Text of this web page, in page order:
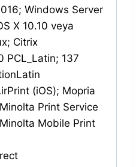
Windows Server
X 10.10 veya
Citrix
PCL_Latin; 137
(iOS); Mopria
Print Service
Mobile Print